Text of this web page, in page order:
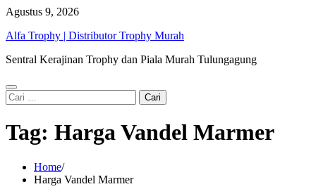
Skip
content
Agustus 9, 2026
Alfa Trophy | Distributor Trophy Murah
Sentral Kerajinan Trophy dan Piala Murah Tulungagung
Cari
untuk:
Tag: Harga Vandel Marmer
Home
Harga Vandel Marmer